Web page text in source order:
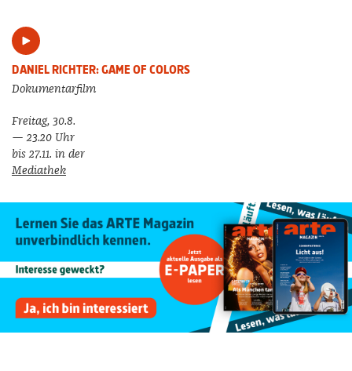
DANIEL RICHTER: GAME OF COLORS
Dokumentarfilm
Freitag, 30.8.
— 23.20 Uhr
bis 27.11. in der
Mediathek